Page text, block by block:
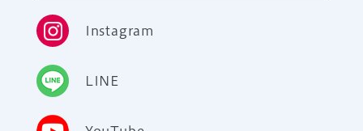
Instagram
LINE